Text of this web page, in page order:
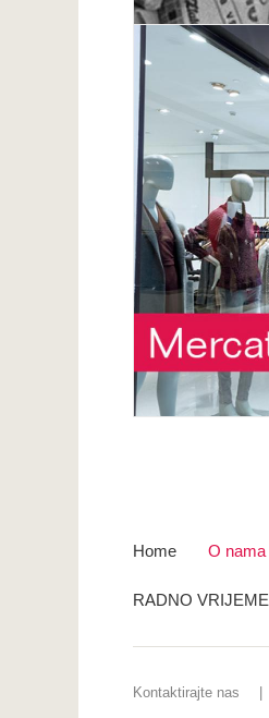
Home O nama
RADNO VRIJEME
Kontaktirajte nas